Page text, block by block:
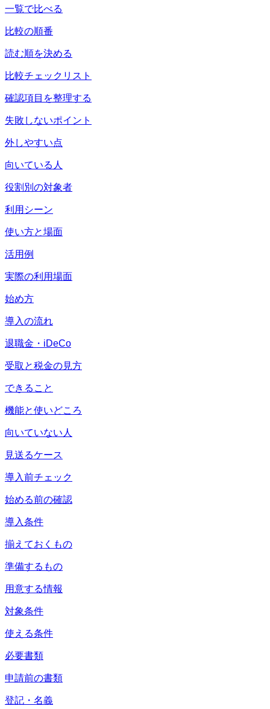
一覧で比べる
比較の順番
読む順を決める
比較チェックリスト
確認項目を整理する
失敗しないポイント
外しやすい点
向いている人
役割別の対象者
利用シーン
使い方と場面
活用例
実際の利用場面
始め方
導入の流れ
退職金・iDeCo
受取と税金の見方
できること
機能と使いどころ
向いていない人
見送るケース
導入前チェック
始める前の確認
導入条件
揃えておくもの
準備するもの
用意する情報
対象条件
使える条件
必要書類
申請前の書類
登記・名義